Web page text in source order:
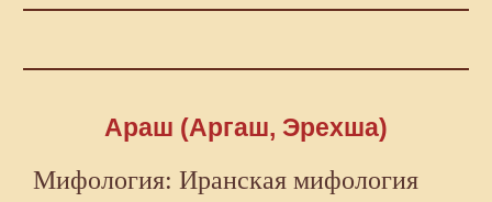
Араш (Аргаш, Эрехша)
Мифология: Иранская мифология